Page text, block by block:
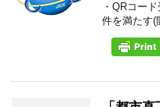
・QRコー
件を満たす(